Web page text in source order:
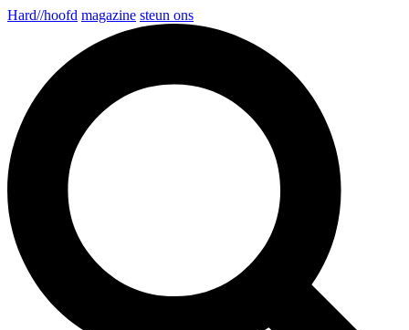
Hard//hoofd magazine steun ons